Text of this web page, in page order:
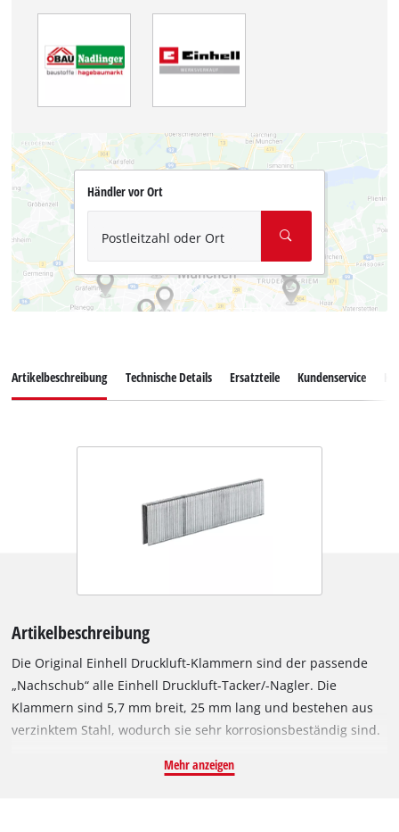
Händler vor Ort
Postleitzahl oder Ort
Artikelbeschreibung Technische Details Ersatzteile Kundenservice
Artikelbeschreibung
Die Original Einhell Druckluft-Klammern sind der passende
„Nachschub“ alle Einhell Druckluft-Tacker/-Nagler. Die
Klammern sind 5,7 mm breit, 25 mm lang und bestehen aus
verzinktem Stahl, wodurch sie sehr korrosionsbeständig sind.
schnell von der Hand: So lassen sich im Nu Drähte oder
Mehr anzeigen